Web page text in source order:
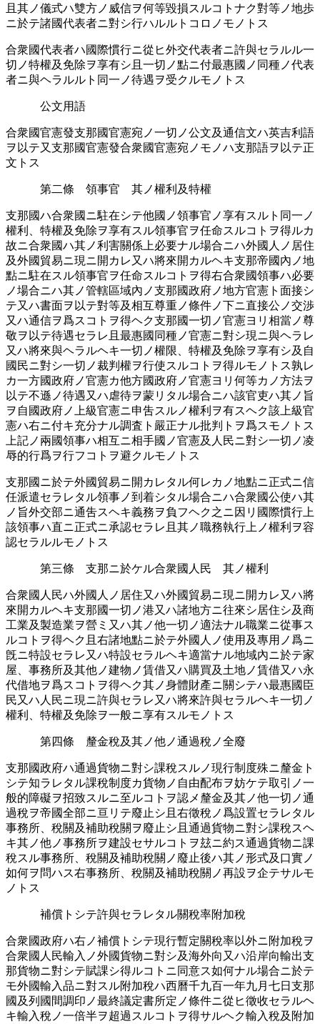
且其ノ儀式ハ雙方ノ威信ヲ何等毀損スルコトナク對等ノ地歩
ニ於テ諸國代表者ニ對シ行ハルルトコロノモノトス
合衆國代表者ハ國際慣行ニ從ヒ外交代表者ニ許與セラルル一
切ノ特權及免󠄁除ヲ享有シ且一切ノ點ニ付最惠國ノ同種ノ代表
者ニ與ヘラルルト同一ノ待遇󠄁ヲ受クルモノトス
公文用語
合衆國官憲發支那國官憲宛ノ一切ノ公文及通󠄁信文ハ英吉利語
ヲ以テ又支那國官憲發合衆國官憲宛ノモノハ支那語ヲ以テ正
文トス
第二條 領事官 其ノ權利及特權
支那國ハ合衆國ニ駐在シテ他國ノ領事官ノ享有スルト同一ノ
權利、特權及免󠄁除ヲ享有スル領事官ヲ任命スルコトヲ得ルカ
故ニ合衆國ハ其ノ利害󠄂關係上必要󠄁ナル場合ニハ外國人ノ居住
及外國貿易ニ現ニ開カレ又ハ將來開カルヘキ支那帝國內ノ地
點ニ駐在スル領事官ヲ任命スルコトヲ得右合衆國領事ハ必要󠄁
ノ場合ニハ其ノ管轄區域內ノ支那國政府ノ地方官憲ト面接シ
テ又ハ書面ヲ以テ對等及相互尊󠄁重ノ條件ノ下ニ直接公ノ交渉
又ハ通󠄁信ヲ爲スコトヲ得ヘク支那國一切ノ官憲ヨリ相當ノ尊󠄁
敬ヲ以テ待遇󠄁セラレ且最惠國同種ノ官憲ニ對シ現ニ與ヘラレ
又ハ將來與ヘラルヘキ一切ノ權限、特權及免󠄁除ヲ享有シ及自
國民ニ對シ一切ノ裁判󠄁權ヲ行使スルコトヲ得ルモノトス孰レ
カ一方國政府ノ官憲カ他方國政府ノ官憲ヨリ何等カノ方法ヲ
以テ不遜ノ待遇󠄁又ハ虐待ヲ蒙リタル場合ニハ該官吏ハ其ノ旨
ヲ自國政府ノ上級官憲ニ申吿スルノ權利ヲ有スヘク該上級官
憲ハ右ニ付キ充分ナル調󠄁査ト嚴正ナル批判󠄁トヲ爲スモノトス
上記ノ兩國領事ハ相互ニ相手國ノ官憲及人民ニ對シ一切ノ凌
辱的行爲ヲ行フコトヲ避󠄁クルモノトス
支那國ニ於テ外國貿易ニ開カレタル何レカノ地點ニ正式ニ信
任派遣󠄁セラレタル領事ノ到着シタル場合ニハ合衆國公使ハ其
ノ旨外交部ニ通󠄁吿スヘキ義務ヲ負フヘク之ニ因リ國際慣行上
該領事ハ直ニ正式ニ承認󠄁セラレ且其ノ職務執行上ノ權利ヲ容
認󠄁セラルルモノトス
第三條 支那ニ於ケル合衆國人民 其ノ權利
合衆國人民ハ外國人ノ居住又ハ外國貿易ニ現ニ開カレ又ハ將
來開カルヘキ支那國一切ノ港又ハ諸地方ニ往來シ居住シ及商
工業及製造󠄁業ヲ營ミ又ハ其ノ他一切ノ適󠄁法ナル職業ニ從事ス
ルコトヲ得ヘク且右諸地點ニ於テ外國人ノ使用及專用ノ爲ニ
旣ニ特設セラレ又ハ特設セラルヘキ適󠄁當ナル地域內ニ於テ家
屋、事務所󠄁及其他ノ建物ノ賃借又ハ購󠄂買及土地ノ賃借又ハ永
代借地ヲ爲スコトヲ得ヘク其ノ身體財產ニ關シテハ最惠國臣
民又ハ人民ニ現ニ許與セラレ又ハ將來許與セラルヘキ一切ノ
權利、特權及免󠄁除ヲ一般ニ享有スルモノトス
第四條 釐金稅及其ノ他ノ通󠄁過󠄁稅ノ全廢
支那國政府ハ通󠄁過󠄁貨物ニ對シ課稅スルノ現行制度殊ニ釐金ト
シテ知ラレタル課稅制度カ貨物ノ自由配布ヲ妨ケテ取引ノ一
般的障礙ヲ招致スルニ至ルコトヲ認󠄁メ釐金及其ノ他一切ノ通󠄁
過󠄁稅ヲ帝國全部ニ亘リテ廢止シ且右徵稅ノ爲設置セラレタル
事務所󠄁、稅關及補助稅關ヲ廢止シ且通󠄁過󠄁貨物ニ對シ課稅スヘ
キ其ノ他ノ事務所󠄁ヲ建設セサルコトヲ玆ニ約ス通󠄁過󠄁貨物ニ課
稅スル事務所󠄁、稅關及補助稅關ノ廢止後ハ其ノ形式及口實ノ
如何ヲ問ハス右事務所󠄁、稅關及補助稅關ノ再設ヲ企テサルモ
ノトス
補償トシテ許與セラレタル關稅率󠄁附加稅
合衆國政府ハ右ノ補償トシテ現行暫定關稅率󠄁以外ニ附加稅ヲ
合衆國人民輸入ノ外國貨物ニ對シ及海外向又ハ沿岸向輸出支
那貨物ニ對シテ賦課シ得ルコトニ同意ス如何ナル場合ニ於テ
モ外國輸入品ニ對スル附加稅ハ西曆千九百一年九月七日支那
國及列國間調󠄁印ノ最終󠄁議定書所󠄁定ノ條件ニ從ヒ徵收セラルヘ
キ輸入稅ノ一倍半󠄁ヲ超過󠄁スルコトヲ得サルヘク輸入稅及附加